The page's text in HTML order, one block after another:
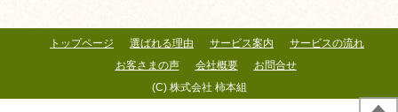
(C) 株式会社 柿本組
トップページ 選ばれる理由 サービス案内
サービスの流れ
お客さまの声
会社概要 お問合せ